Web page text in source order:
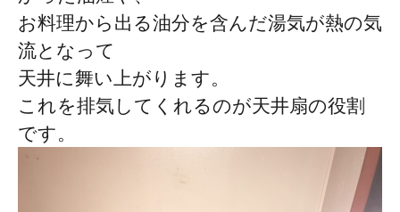
お料理から出る油分を含んだ湯気が熱の気
流となって
天井に舞い上がります。
これを排気してくれるのが天井扇の役割
です。